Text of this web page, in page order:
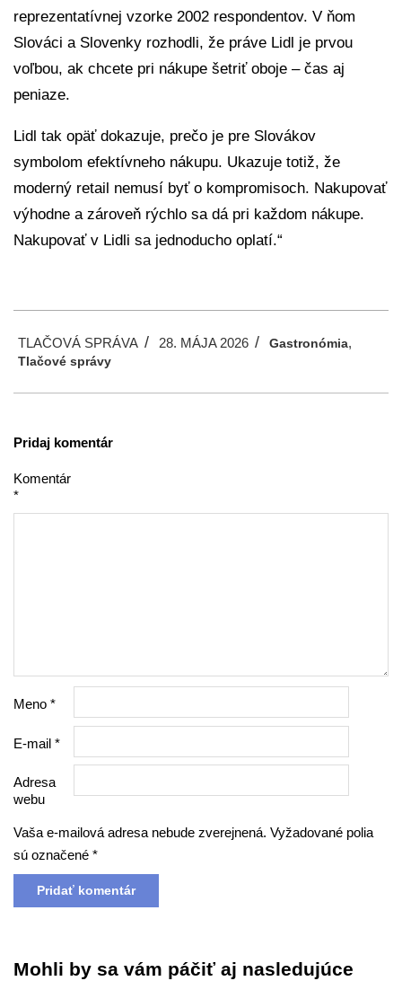
reprezentatívnej vzorke 2002 respondentov. V ňom
Slováci a Slovenky rozhodli, že práve Lidl je prvou
voľbou, ak chcete pri nákupe šetriť oboje – čas aj
peniaze.
Lidl tak opäť dokazuje, prečo je pre Slovákov
symbolom efektívneho nákupu. Ukazuje totiž, že
moderný retail nemusí byť o kompromisoch. Nakupovať
výhodne a zároveň rýchlo sa dá pri každom nákupe.
Nakupovať v Lidli sa jednoducho oplatí.“
05-
28
TLAČOVÁ SPRÁVA 28. MÁJA 2026 Gastronómia,
Tlačové správy
Pridaj komentár
Komentár
*
Meno *
E-mail *
Adresa
webu
Vaša e-mailová adresa nebude zverejnená. Vyžadované polia
sú označené *
Mohli by sa vám páčiť aj nasledujúce